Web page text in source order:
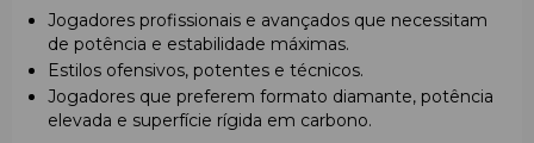
Jogadores profissionais e avançados que necessitam
de potência e estabilidade máximas.
Estilos ofensivos, potentes e técnicos.
Jogadores que preferem formato diamante, potência
elevada e superfície rígida em carbono.